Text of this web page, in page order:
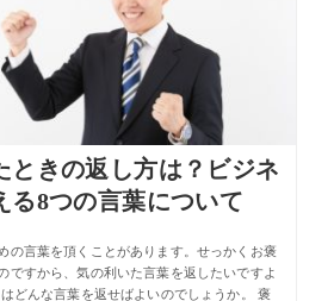
ときの返し方は？ビジネ
る8つの言葉について
の言葉を頂くことがあります。せっかくお褒
ですから、気の利いた言葉を返したいですよ
どんな言葉を返せばよいのでしょうか。 褒